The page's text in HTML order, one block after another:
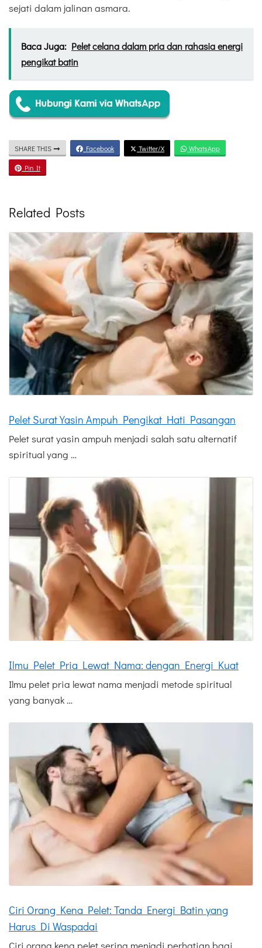
sejati dalam jalinan asmara.
Baca Juga: Pelet celana dalam pria dan rahasia energi
pengikat batin
SHARE THIS Facebook Twitter/X WhatsApp
Pin It
Related Posts
Pelet Surat Yasin Ampuh Pengikat Hati Pasangan
Pelet surat yasin ampuh menjadi salah satu alternatif
spiritual yang …
Ilmu Pelet Pria Lewat Nama: dengan Energi Kuat
Ilmu pelet pria lewat nama menjadi metode spiritual
yang banyak …
Ciri Orang Kena Pelet: Tanda Energi Batin yang
Harus Di Waspadai